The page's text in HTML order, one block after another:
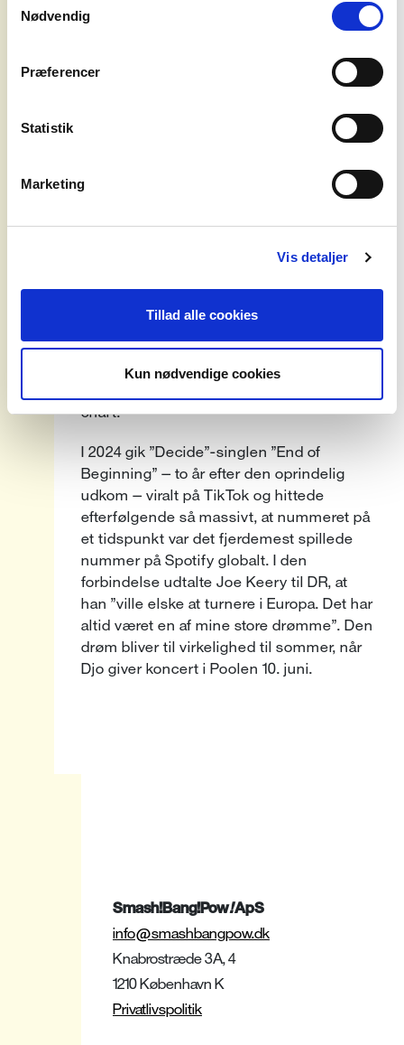
Nødvendig
Præferencer
Statistik
Marketing
Vis detaljer
Tillad alle cookies
Kun nødvendige cookies
syd for
solen
nyhedsbrev
soveværelsespop, der sender kærlige nik
DeMarco. NME belønnede da også pladen
I 2022 var Keery klar med opfølgeren
guitarfunderede lyd dykker dybere ned i
synthesizerens syntetiske klangverden.
Music, Under The Radar og The Line Of
albummet gik ind som nummer 56 på den
amerikanske albumhitliste, ligesom det
opnåede solide placeringer på bl.a. den
chart.
I 2024 gik ”Decide”-singlen ”End of
Beginning” – to år efter den oprindelig
udkom – viralt på TikTok og hittede
efterfølgende så massivt, at nummeret på
et tidspunkt var det fjerdemest spillede
nummer på Spotify globalt. I den
forbindelse udtalte Joe Keery til DR, at
han ”ville elske at turnere i Europa. Det har
altid været en af mine store drømme”. Den
drøm bliver til virkelighed til sommer, når
Djo giver koncert i Poolen 10. juni.
Smash!Bang!Pow!ApS
info@smashbangpow.dk
Knabrostræde 3A, 4
1210 København K
Privatlivspolitik